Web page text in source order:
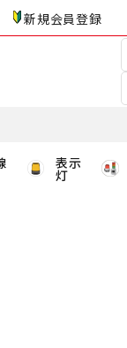
新規会員登録
表示
灯